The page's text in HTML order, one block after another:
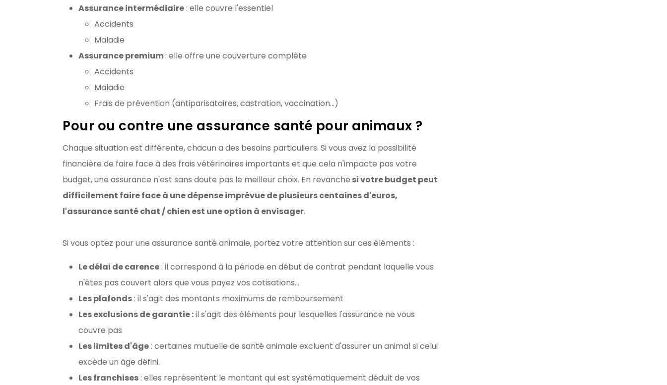
Assurance intermédiaire: elle couvre l'essentiel
Accidents
Maladie
Assurance premium: elle offre une couverture complète
Accidents
Maladie
Frais de prévention (antiparisataires, castration, vaccination...)
Pour ou contre une assurance santé pour animaux ?
Chaque situation est différente, chacun a des besoins particuliers. Si vous avez la possibilité
financière de faire face à des frais vétérinaires importants et que cela n'impacte pas votre
budget, une assurance n'est sans doute pas le meilleur choix. En revanche si votre budget peut
difficilement faire face à une dépense imprévue de plusieurs centaines d'euros,
l'assurance santé chat / chien est une option à envisager.
Si vous optez pour une assurance santé animale, portez votre attention sur ces éléments :
Le délai de carence: il correspond à la période en début de contrat pendant laquelle vous
n'êtes pas couvert alors que vous payez vos cotisations...
Les plafonds: il s'agit des montants maximums de remboursement
Les exclusions de garantie :il s'agit des éléments pour lesquelles l'assurance ne vous
couvre pas
Les limites d'âge: certaines mutuelle de santé animale excluent d'assurer un animal si celui
excède un âge défini.
Les franchises: elles représentent le montant qui est systématiquement déduit de vos